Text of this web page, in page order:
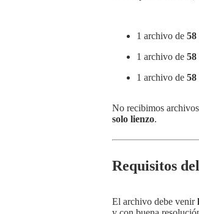
1 archivo de 58
1 archivo de 58
1 archivo de 58
No recibimos
solo lienzo.
Requisitos
El archivo debe venir